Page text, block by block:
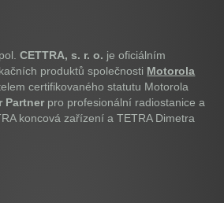
CETTRA, s. r. o. je oficiálním
produktů společnosti Motorola
certifikovaného statutu Motorola
Partner pro profesionální radiostanice a
koncová zařízení a TETRA Dimetra